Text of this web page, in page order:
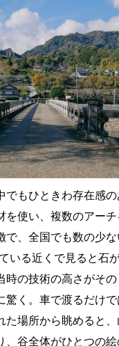
でもひときわ存在感
を使い、複数のアー
で、全国でも数の少な
いる近くで見ると石
時の技術の高さがそ
驚く。車で渡るだけ
た場所から眺めると
、谷全体がひとつの絵